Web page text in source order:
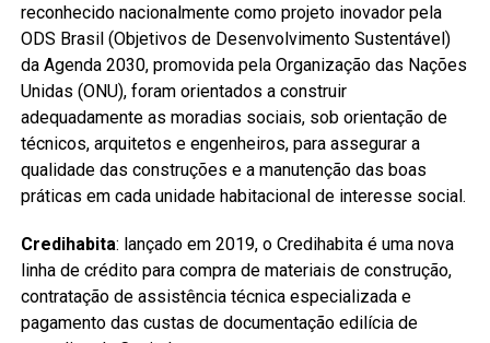
reconhecido nacionalmente como projeto inovador pela
ODS Brasil (Objetivos de Desenvolvimento Sustentável)
da Agenda 2030, promovida pela Organização das Nações
Unidas (ONU), foram orientados a construir
adequadamente as moradias sociais, sob orientação de
técnicos, arquitetos e engenheiros, para assegurar a
qualidade das construções e a manutenção das boas
práticas em cada unidade habitacional de interesse social.
Credihabita: lançado em 2019, o Credihabita é uma nova
linha de crédito para compra de materiais de construção,
contratação de assistência técnica especializada e
pagamento das custas de documentação edilícia de